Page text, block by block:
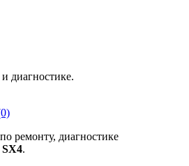
диагностике.
ремонту, диагностике
.